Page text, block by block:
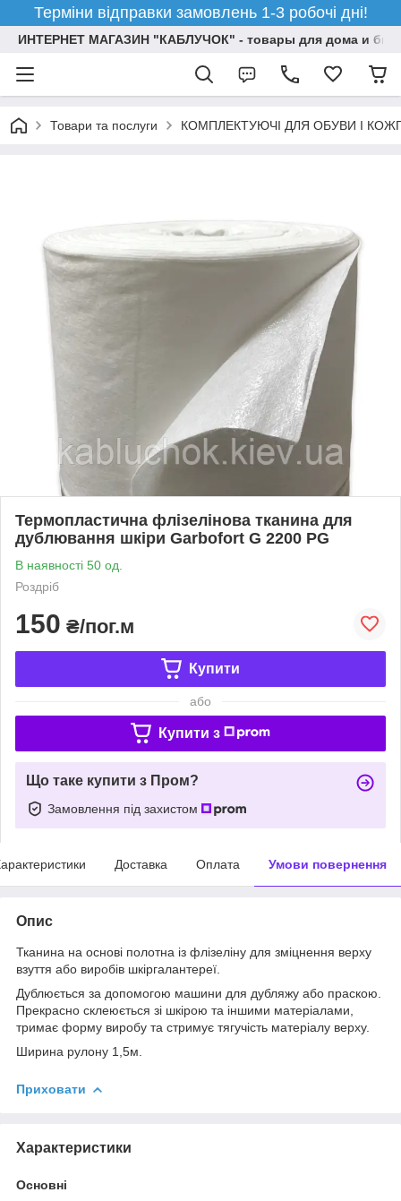
Терміни відправки замовлень 1-3 робочі дні!
ИНТЕРНЕТ МАГАЗИН "КАБЛУЧОК" - товары для дома и
Товари та послуги КОМПЛЕКТУЮЧІ ДЛЯ ОБУВИ І
Термопластична флізелінова тканина для
дублювання шкіри Garbofort G 2200 PG
В наявності 50 од.
Роздріб
150 ₴/пог.м
Купити
або
Купити з
Що таке купити з Пром?
Замовлення під захистом
Доставка Оплата Умови повернення
Опис
Тканина на основі полотна із флізеліну для зміцнення верху
взуття або виробів шкіргалантереї.
Дублюється за допомогою машини для дубляжу або праскою.
Прекрасно склеюється зі шкірою та іншими матеріалами,
тримає форму виробу та стримує тягучість матеріалу верху.
Ширина рулону 1,5м.
Приховати
Характеристики
Основні